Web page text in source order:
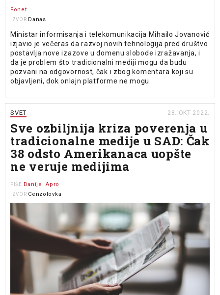
Fonet
IZVOR Danas
Ministar informisanja i telekomunikacija Mihailo Jovanović
izjavio je večeras da razvoj novih tehnologija pred društvo
postavlja nove izazove u domenu slobode izražavanja, i
da je problem što tradicionalni mediji mogu da budu
pozvani na odgovornost, čak i zbog komentara koji su
objavljeni, dok onlajn platforme ne mogu.
SVET 28. OKT 2022.
Sve ozbiljnija kriza poverenja u
tradicionalne medije u SAD: Čak
38 odsto Amerikanaca uopšte
ne veruje medijima
PIŠE Danijel Apro
IZVOR Cenzolovka